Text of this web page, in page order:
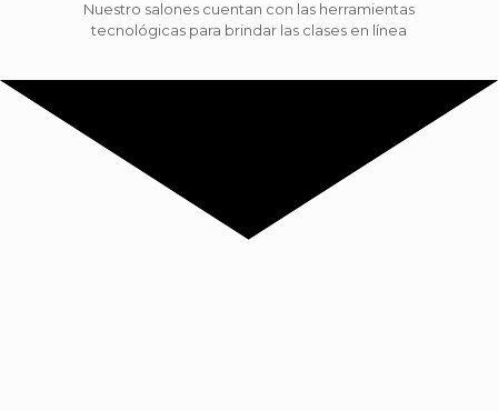
Nuestro salones cuentan con las herramientas
tecnológicas para brindar las clases en línea